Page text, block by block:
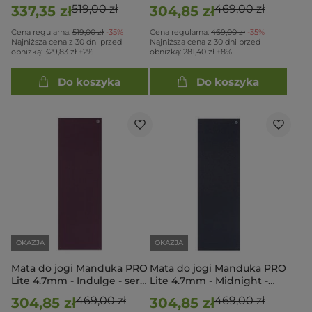
Perfect
337,35 zł519,00 zł
Cena regularna: 519,00 zł -35%
Najniższa cena z 30 dni przed
obniżką: 329,83 zł +2%
Do koszyka
304,85 zł469,00 zł
Cena regularna: 469,00 zł -35%
Najniższa cena z 30 dni przed
obniżką: 281,40 zł +8%
Do koszyka
OKAZJA
Mata do jogi Manduka PRO
Lite 4.7mm - Indulge - seria
304,85 zł469,00 zł
OKAZJA
Mata do jogi Manduka PRO
Lite 4.7mm - Midnight -
seria Almost Perfect
304,85 zł469,00 zł